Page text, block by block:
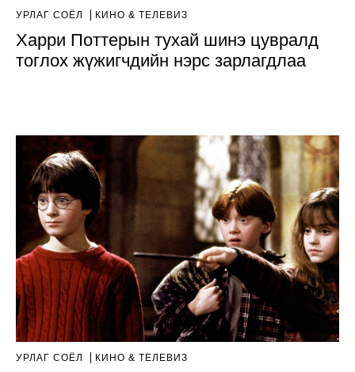
УРЛАГ СОЁЛ КИНО & ТЕЛЕВИЗ
Харри Поттерын тухай шинэ цувралд
тоглох жүжигчдийн нэрс зарлагдлаа
УРЛАГ СОЁЛ КИНО & ТЕЛЕВИЗ